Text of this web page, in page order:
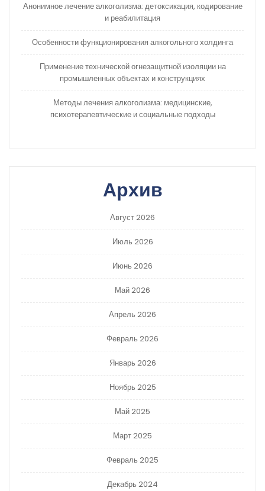
Анонимное лечение алкоголизма: детоксикация, кодирование
и реабилитация
Особенности функционирования алкогольного холдинга
Применение технической огнезащитной изоляции на
промышленных объектах и конструкциях
Методы лечения алкоголизма: медицинские,
психотерапевтические и социальные подходы
Архив
Август 2026
Июль 2026
Июнь 2026
Май 2026
Апрель 2026
Февраль 2026
Январь 2026
Ноябрь 2025
Май 2025
Март 2025
Февраль 2025
Декабрь 2024